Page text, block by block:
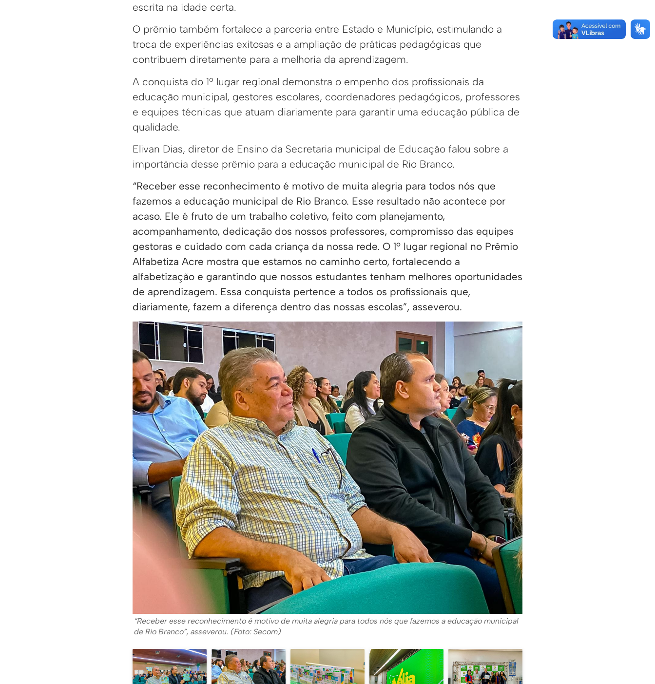
escrita na idade certa.
O prêmio também fortalece a parceria entre Estado e Município, estimulando a
troca de experiências exitosas e a ampliação de práticas pedagógicas que
contribuem diretamente para a melhoria da aprendizagem.
A conquista do 1º lugar regional demonstra o empenho dos profissionais da
educação municipal, gestores escolares, coordenadores pedagógicos, professores
e equipes técnicas que atuam diariamente para garantir uma educação pública de
qualidade.
Elivan Dias, diretor de Ensino da Secretaria municipal de Educação falou sobre a
importância desse prêmio para a educação municipal de Rio Branco.
“Receber esse reconhecimento é motivo de muita alegria para todos nós que
fazemos a educação municipal de Rio Branco. Esse resultado não acontece por
acaso. Ele é fruto de um trabalho coletivo, feito com planejamento,
acompanhamento, dedicação dos nossos professores, compromisso das equipes
gestoras e cuidado com cada criança da nossa rede. O 1º lugar regional no Prêmio
Alfabetiza Acre mostra que estamos no caminho certo, fortalecendo a
alfabetização e garantindo que nossos estudantes tenham melhores oportunidades
de aprendizagem. Essa conquista pertence a todos os profissionais que,
diariamente, fazem a diferença dentro das nossas escolas”, asseverou.
“Receber esse reconhecimento é motivo de muita alegria para todos nós que fazemos a educação municipal
de Rio Branco”, asseverou. (Foto: Secom)